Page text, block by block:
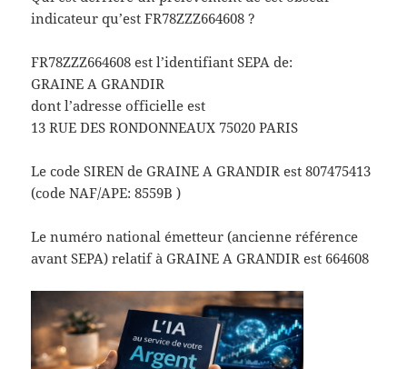
indicateur qu’est FR78ZZZ664608 ?
FR78ZZZ664608 est l’identifiant SEPA de:
GRAINE A GRANDIR
dont l’adresse officielle est
13 RUE DES RONDONNEAUX 75020 PARIS
Le code SIREN de GRAINE A GRANDIR est 807475413
(code NAF/APE: 8559B )
Le numéro national émetteur (ancienne référence
avant SEPA) relatif à GRAINE A GRANDIR est 664608